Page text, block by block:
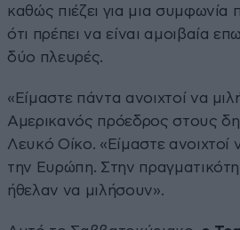
καθώς πιέζει για μια συμφωνία
ότι πρέπει να είναι αμοιβαία
δύο πλευρές.
«Είμαστε πάντα ανοιχτοί να
Αμερικανός πρόεδρος στους
Λευκό Οίκο. «Είμαστε ανοιχτοί
την Ευρώπη. Στην
ήθελαν να μιλήσουν».